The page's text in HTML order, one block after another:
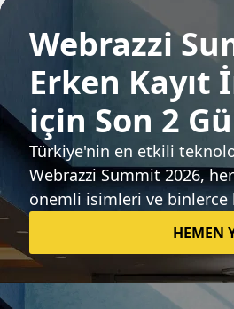
StudentSN'nin Mikro
Sosyal Sorumluluk Projesi
Hasan Başusta 01 Ekim 2009
Teknoloji dünyasındaki
Neleri size ulaştırmamızı
Etkinlikler